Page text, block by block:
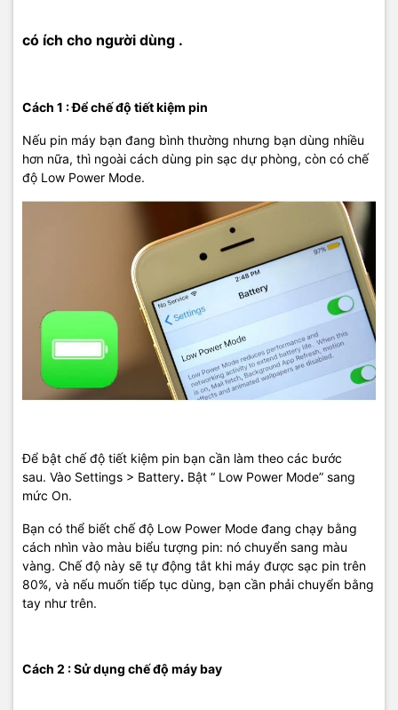
có ích cho người dùng .
Cách 1 : Để chế độ tiết kiệm pin
Nếu pin máy bạn đang bình thường nhưng bạn dùng nhiều
hơn nữa, thì ngoài cách dùng pin sạc dự phòng, còn có chế
độ Low Power Mode.
Để bật chế độ tiết kiệm pin bạn cần làm theo các bước
sau. Vào Settings > Battery. Bật “ Low Power Mode” sang
mức On.
Bạn có thể biết chế độ Low Power Mode đang chạy bằng
cách nhìn vào màu biểu tượng pin: nó chuyển sang màu
vàng. Chế độ này sẽ tự động tắt khi máy được sạc pin trên
80%, và nếu muốn tiếp tục dùng, bạn cần phải chuyển bằng
tay như trên.
Cách 2 : Sử dụng chế độ máy bay